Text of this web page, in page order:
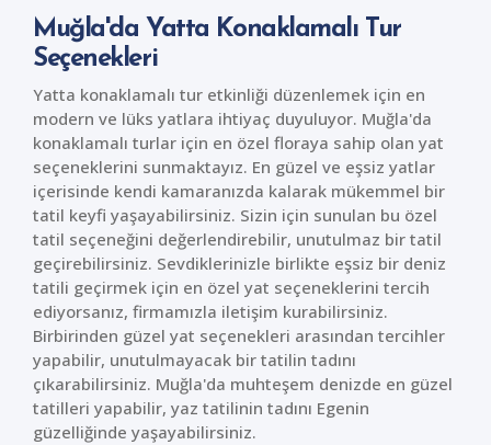
Muğla'da Yatta Konaklamalı Tur
Seçenekleri
Yatta konaklamalı tur etkinliği düzenlemek için en
modern ve lüks yatlara ihtiyaç duyuluyor. Muğla'da
konaklamalı turlar için en özel floraya sahip olan yat
seçeneklerini sunmaktayız. En güzel ve eşsiz yatlar
içerisinde kendi kamaranızda kalarak mükemmel bir
tatil keyfi yaşayabilirsiniz. Sizin için sunulan bu özel
tatil seçeneğini değerlendirebilir, unutulmaz bir tatil
geçirebilirsiniz. Sevdiklerinizle birlikte eşsiz bir deniz
tatili geçirmek için en özel yat seçeneklerini tercih
ediyorsanız, firmamızla iletişim kurabilirsiniz.
Birbirinden güzel yat seçenekleri arasından tercihler
yapabilir, unutulmayacak bir tatilin tadını
çıkarabilirsiniz. Muğla'da muhteşem denizde en güzel
tatilleri yapabilir, yaz tatilinin tadını Egenin
güzelliğinde yaşayabilirsiniz.